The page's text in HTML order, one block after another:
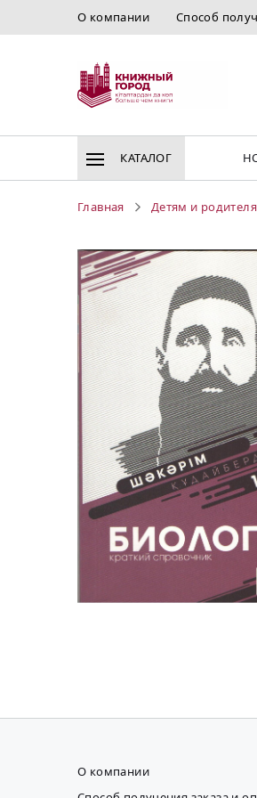
О компании Способ
КАТАЛОГ
Главная Детям и
О компании